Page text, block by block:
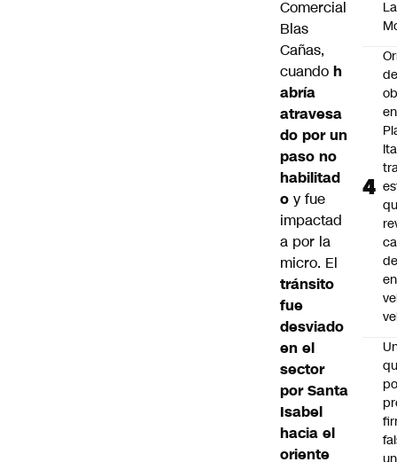
Comercial
Blas
Cañas,
cuando h
abría
atravesa
do por un
paso no
habilitad
o y fue
impactad
a por la
micro. El
tránsito
fue
desviado
en el
sector
por Santa
Isabel
hacia el
oriente
La
en
en